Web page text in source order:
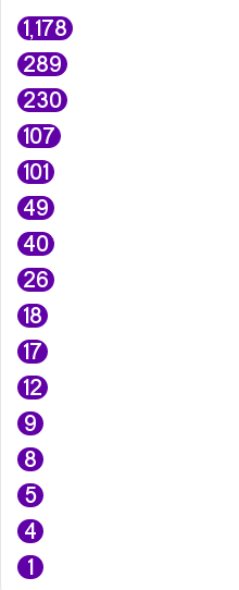
1٬178
289
230
107
101
49
40
26
18
17
12
9
8
5
4
1